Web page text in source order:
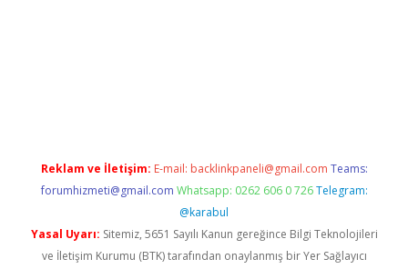
Reklam ve İletişim: E-mail: backlinkpaneli@gmail.com Teams:
forumhizmeti@gmail.com Whatsapp: 0262 606 0 726 Telegram:
@karabul
Yasal Uyarı: Sitemiz, 5651 Sayılı Kanun gereğince Bilgi Teknolojileri
ve İletişim Kurumu (BTK) tarafından onaylanmış bir Yer Sağlayıcı